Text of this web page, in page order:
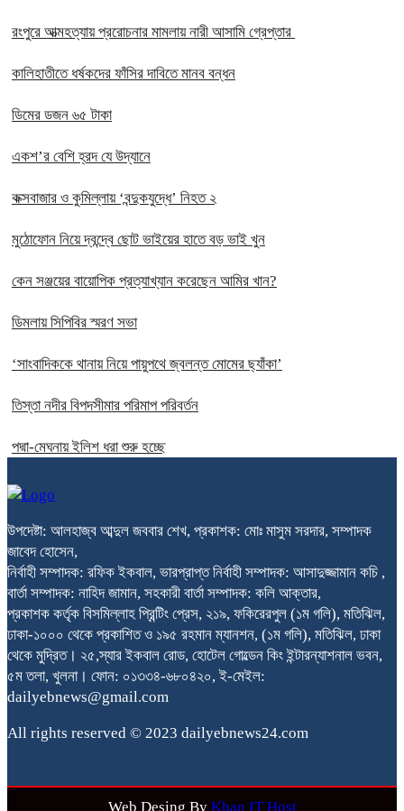
রংপুরে আত্মহত্যায় প্ররোচনার মামলায় নারী আসামি গ্রেপ্তার ‎
কালিহাতীতে ধর্ষকদের ফাঁসির দাবিতে মানব বন্ধন
ডিমের ডজন ৬৫ টাকা
একশ’র বেশি হ্রদ যে উদ্যানে
কক্সবাজার ও কুমিল্লায় ‘বন্দুকযুদ্ধে’ নিহত ২
মুঠোফোন নিয়ে দ্বন্দ্বে ছোট ভাইয়ের হাতে বড় ভাই খুন
কেন সঞ্জয়ের বায়োপিক প্রত্যাখ্যান করেছেন আমির খান?
ডিমলায় সিপিবির স্মরণ সভা
‘সাংবাদিককে থানায় নিয়ে পায়ুপথে জ্বলন্ত মোমের ছ্যাঁকা’
তিস্তা নদীর বিপদসীমার পরিমাপ পরিবর্তন
পদ্মা-মেঘনায় ইলিশ ধরা শুরু হচ্ছে
উপদেষ্টা: আলহাজ্ব আব্দুল জববার শেখ, প্রকাশক: মোঃ মাসুম সরদার, সম্পাদক
জাবেদ হোসেন,
নির্বাহী সম্পাদক: রফিক ইকবাল, ভারপ্রাপ্ত নির্বাহী সম্পাদক: আসাদুজ্জামান কচি ,
বার্তা সম্পাদক: নাহিদ জামান, সহকারী বার্তা সম্পাদক: কলি আক্তার,
প্রকাশক কর্তৃক বিসমিল্লাহ প্রিন্টিং প্রেস, ২১৯, ফকিরেরপুল (১ম গলি), মতিঝিল,
ঢাকা-১০০০ থেকে প্রকাশিত ও ১৯৫ রহমান ম্যানশন, (১ম গলি), মতিঝিল, ঢাকা
থেকে মুদ্রিত। ২৫,স্যার ইকবাল রোড, হোটেল গোল্ডেন কিং ইন্টারন্যাশনাল ভবন,
৫ম তলা, খুলনা। ফোন: ০১৩৩৪-৬৮০৪২০, ই-মেইল:
dailyebnews@gmail.com
All rights reserved © 2023 dailyebnews24.com
Web Desing By Khan IT Host